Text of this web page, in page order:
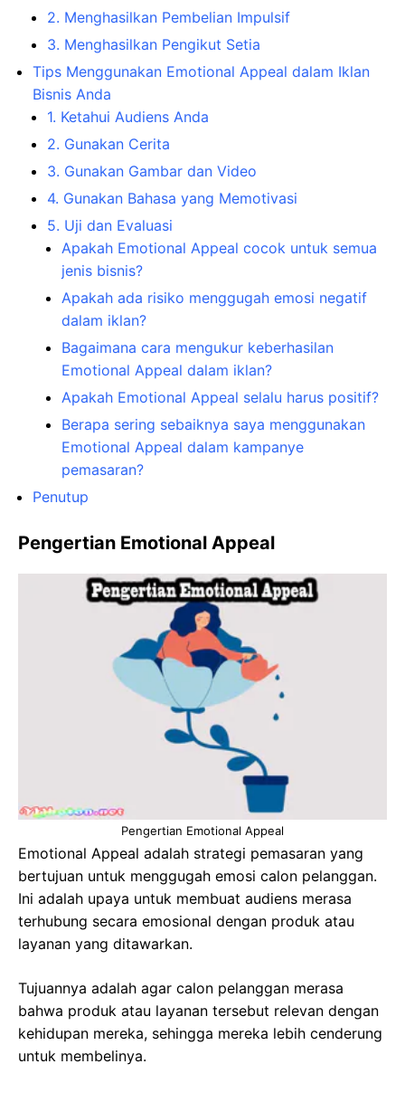
2. Menghasilkan Pembelian Impulsif
3. Menghasilkan Pengikut Setia
Tips Menggunakan Emotional Appeal dalam Iklan
Bisnis Anda
1. Ketahui Audiens Anda
2. Gunakan Cerita
3. Gunakan Gambar dan Video
4. Gunakan Bahasa yang Memotivasi
5. Uji dan Evaluasi
Apakah Emotional Appeal cocok untuk semua
jenis bisnis?
Apakah ada risiko menggugah emosi negatif
dalam iklan?
Bagaimana cara mengukur keberhasilan
Emotional Appeal dalam iklan?
Apakah Emotional Appeal selalu harus positif?
Berapa sering sebaiknya saya menggunakan
Emotional Appeal dalam kampanye
pemasaran?
Penutup
Pengertian Emotional Appeal
Pengertian Emotional Appeal
Emotional Appeal adalah strategi pemasaran yang
bertujuan untuk menggugah emosi calon pelanggan.
Ini adalah upaya untuk membuat audiens merasa
terhubung secara emosional dengan produk atau
layanan yang ditawarkan.
Tujuannya adalah agar calon pelanggan merasa
bahwa produk atau layanan tersebut relevan dengan
kehidupan mereka, sehingga mereka lebih cenderung
untuk membelinya.